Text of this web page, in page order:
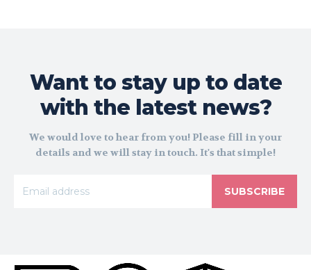
Want to stay up to date
with the latest news?
We would love to hear from you! Please fill in your
details and we will stay in touch. It's that simple!
SUBSCRIBE